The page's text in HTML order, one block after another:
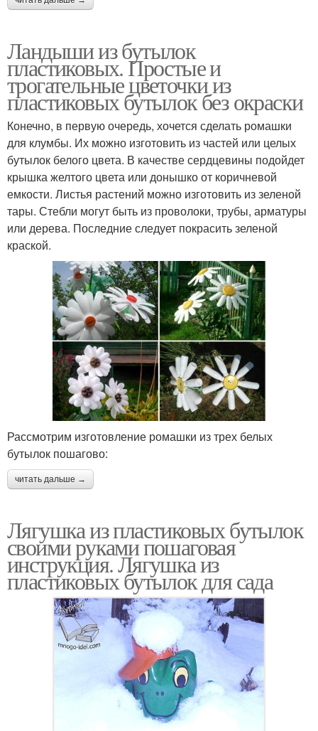
Ландыши из бутылок
пластиковых. Простые и
трогательные цветочки из
пластиковых бутылок без окраски
Конечно, в первую очередь, хочется сделать ромашки
для клумбы. Их можно изготовить из частей или целых
бутылок белого цвета. В качестве сердцевины подойдет
крышка желтого цвета или донышко от коричневой
емкости. Листья растений можно изготовить из зеленой
тары. Стебли могут быть из проволоки, трубы, арматуры
или дерева. Последние следует покрасить зеленой
краской.
Рассмотрим изготовление ромашки из трех белых
бутылок пошагово:
читать дальше →
Лягушка из пластиковых бутылок
своими руками пошаговая
инструкция. Лягушка из
пластиковых бутылок для сада